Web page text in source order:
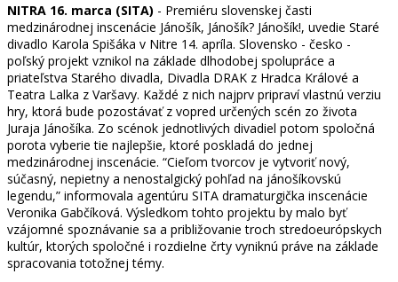
NITRA 16. marca (SITA) - Premiéru slovenskej časti
medzinárodnej inscenácie Jánošík, Jánošík? Jánošík!, uvedie Staré
divadlo Karola Spišáka v Nitre 14. apríla. Slovensko - česko -
poľský projekt vznikol na základe dlhodobej spolupráce a
priateľstva Starého divadla, Divadla DRAK z Hradca Králové a
Teatra Lalka z Varšavy. Každé z nich najprv pripraví vlastnú verziu
hry, ktorá bude pozostávať z vopred určených scén zo života
Juraja Jánošíka. Zo scénok jednotlivých divadiel potom spoločná
porota vyberie tie najlepšie, ktoré poskladá do jednej
medzinárodnej inscenácie. “Cieľom tvorcov je vytvoriť nový,
súčasný, nepietny a nenostalgický pohľad na jánošíkovskú
legendu,” informovala agentúru SITA dramaturgička inscenácie
Veronika Gabčíková. Výsledkom tohto projektu by malo byť
vzájomné spoznávanie sa a približovanie troch stredoeurópskych
kultúr, ktorých spoločné i rozdielne črty vyniknú práve na základe
spracovania totožnej témy.